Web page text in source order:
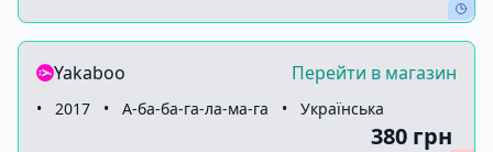
Yakaboo Перейти в магазин
• 2017 • А-ба-ба-га-ла-ма-га • Українська
380 грн